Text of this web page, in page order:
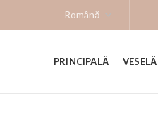
PRINCIPALĂ VESELĂ